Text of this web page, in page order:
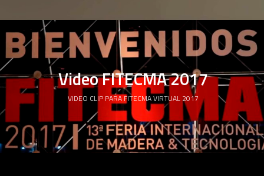
Video FITECMA 2017
VIDEO CLIP PARA FITECMA VIRTUAL 2017